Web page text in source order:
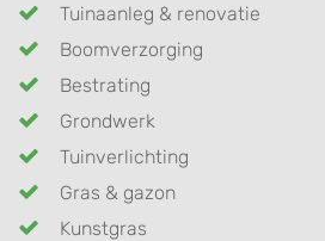
Tuinaanleg & renovatie
Boomverzorging
Bestrating
Grondwerk
Tuinverlichting
Gras & gazon
Kunstgras